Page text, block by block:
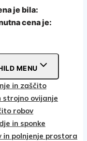
je bila:
cena je:
MENU
in zaščito
strojno ovijanje
robov
in sponke
in polnjenje prostora